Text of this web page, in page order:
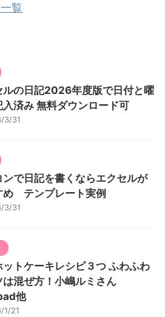
覧
ルの日記2026年度版で日付と曜
入済み 無料ダウンロード可
3/31
ンで日記を書くならエクセルが
め テンプレート実例
3/31
ットケーキレシピ３つ ふわふわ
は混ぜ方！小嶋ルミさん
他
1/21